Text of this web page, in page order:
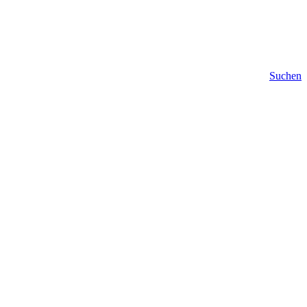
Suchen